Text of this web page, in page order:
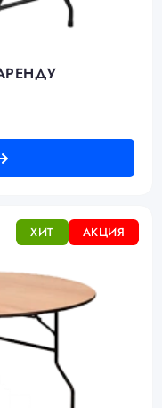
АКЦИЯ
ХИТ